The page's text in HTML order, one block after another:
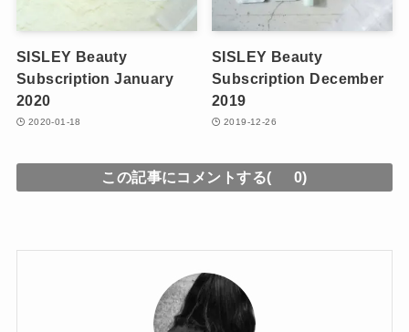
SISLEY Beauty
Subscription January
2020
2020-01-18
SISLEY Beauty
Subscription December
2019
2019-12-26
この記事にコメントする( 0)